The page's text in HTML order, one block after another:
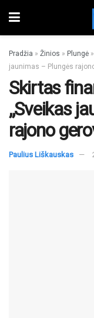
Pradžia » Žinios » Plungė »
jaunimas – Plungės
Skirtas
,,Sveikas
rajono
Paulius Liškauskas